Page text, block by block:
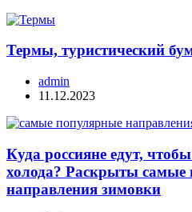
Термы, туристический
admin
11.12.2023
Куда россияне едут,
холода? Раскрыты самые
направления зимовки